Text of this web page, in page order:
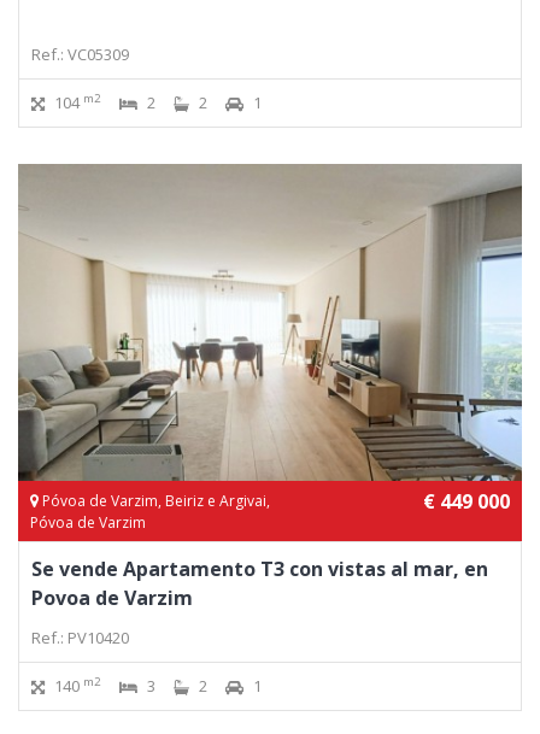
Ref.: VC05309
104 m2 2 2 1
Póvoa de Varzim, Beiriz e Argivai,
Póvoa de Varzim
€ 449 000
Se vende Apartamento T3 con vistas al mar, en
Povoa de Varzim
Ref.: PV10420
140 m2 3 2 1